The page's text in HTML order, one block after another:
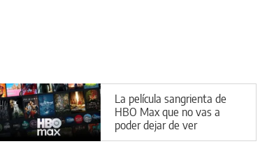
La película sangrienta de
HBO Max que no vas a
poder dejar de ver